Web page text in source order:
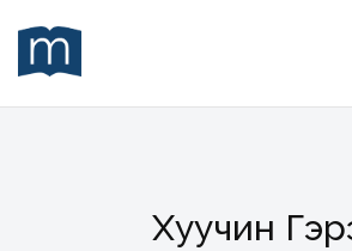
Хуучин